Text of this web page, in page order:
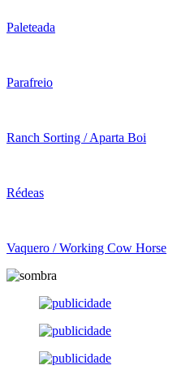
Paleteada
Parafreio
Ranch Sorting / Aparta Boi
Rédeas
Vaquero / Working Cow Horse